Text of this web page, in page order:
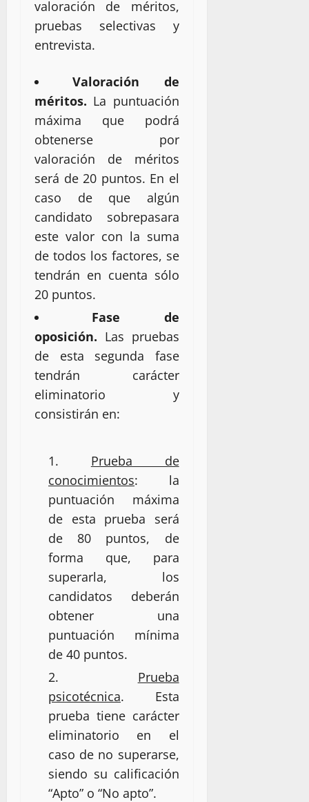
valoración de méritos,
pruebas selectivas y
entrevista.
Valoración de
méritos. La puntuación
máxima que podrá
obtenerse por
valoración de méritos
será de 20 puntos. En el
caso de que algún
candidato sobrepasara
este valor con la suma
de todos los factores, se
tendrán en cuenta sólo
20 puntos.
Fase de
oposición. Las pruebas
de esta segunda fase
tendrán carácter
eliminatorio y
consistirán en:
Prueba de
conocimientos: la
puntuación máxima
de esta prueba será
de 80 puntos, de
forma que, para
superarla, los
candidatos deberán
obtener una
puntuación mínima
de 40 puntos.
Prueba
psicotécnica. Esta
prueba tiene carácter
eliminatorio en el
caso de no superarse,
siendo su calificación
“Apto” o “No apto”.